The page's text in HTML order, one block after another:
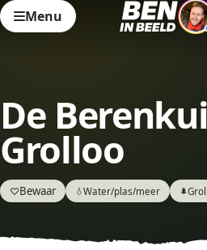
Menu
De
Grolloo
♡Bewaar 💧Water/plas/meer 🌲